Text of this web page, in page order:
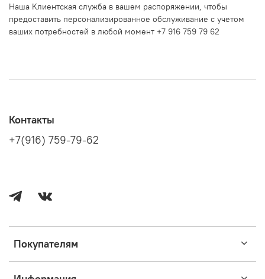
Наша Клиентская служба в вашем распоряжении, чтобы
предоставить персонализированное обслуживание с учетом
ваших потребностей в любой момент +7 916 759 79 62
Покупателям
Контакты
+7(916) 759-79-62